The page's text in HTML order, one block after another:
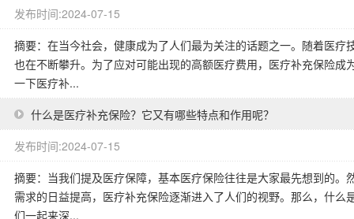
发布时间:2024-07-15
摘要：在当今社会，健康成为了人们最为关注的话题之一。随着医
也在不断攀升。为了应对可能出现的高额医疗费用，医疗补充保险
一下医疗补...
什么是医疗补充保险？它又有哪些特点和作用呢？
发布时间:2024-07-15
摘要：当我们提及医疗保障，基本医疗保险往往是大家最先想到的
需求的日益提高，医疗补充保险逐渐进入了人们的视野。那么，什
们一起来深...